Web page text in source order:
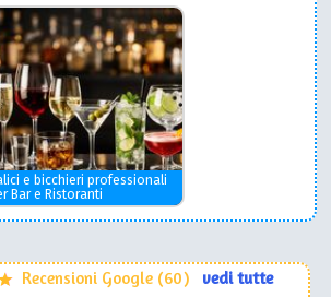
e bicchieri professionali
Bar e Ristoranti
Recensioni Google (60) vedi tutte